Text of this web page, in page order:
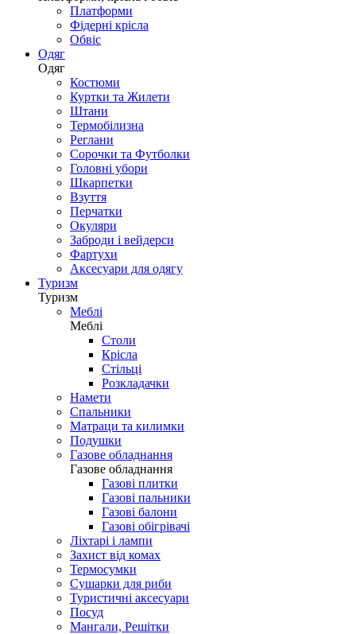
Платформи
Фідерні крісла
Обвіс
Одяг
Одяг
Костюми
Куртки та Жилети
Штани
Термобілизна
Реглани
Сорочки та Футболки
Головні убори
Шкарпетки
Взуття
Перчатки
Окуляри
Заброди і вейдерси
Фартухи
Аксесуари для одягу
Туризм
Туризм
Меблі
Меблі
Столи
Крісла
Стільці
Розкладачки
Намети
Спальники
Матраци та килимки
Подушки
Газове обладнання
Газове обладнання
Газові плитки
Газові пальники
Газові балони
Газові обігрівачі
Ліхтарі і лампи
Захист від комах
Термосумки
Сушарки для риби
Туристичні аксесуари
Посуд
Мангали, Решітки